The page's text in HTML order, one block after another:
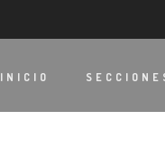
INICIO